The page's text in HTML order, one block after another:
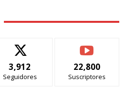
3,912
Seguidores
22,800
Suscriptores